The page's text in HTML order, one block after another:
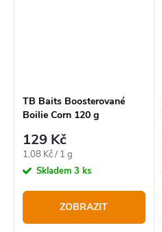
TB Baits Boosterované
Boilie Corn 120 g
129 Kč
Měrná
cena:
1,08 Kč / 1 g
Skladem 3 ks
ZOBRAZIT